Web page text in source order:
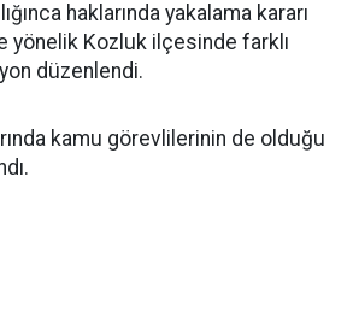
haklarında yakalama kararı
yönelik Kozluk ilçesinde farklı
düzenlendi.
kamu görevlilerinin de olduğu